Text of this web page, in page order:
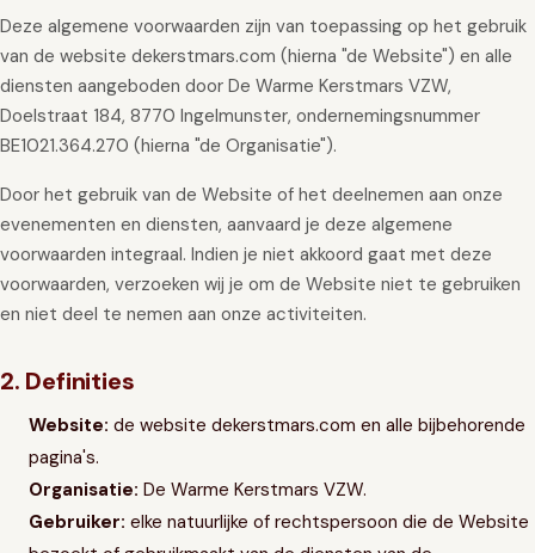
GIFT INSCHRIJVEN
Deze algemene voorwaarden zijn van toepassing op het gebruik
van de website dekerstmars.com (hierna "de Website") en alle
diensten aangeboden door De Warme Kerstmars VZW,
Doelstraat 184, 8770 Ingelmunster, ondernemingsnummer
BE1021.364.270 (hierna "de Organisatie").
Door het gebruik van de Website of het deelnemen aan onze
evenementen en diensten, aanvaard je deze algemene
voorwaarden integraal. Indien je niet akkoord gaat met deze
voorwaarden, verzoeken wij je om de Website niet te gebruiken
en niet deel te nemen aan onze activiteiten.
2. Definities
Website: de website dekerstmars.com en alle bijbehorende
pagina's.
Organisatie: De Warme Kerstmars VZW.
Gebruiker: elke natuurlijke of rechtspersoon die de Website